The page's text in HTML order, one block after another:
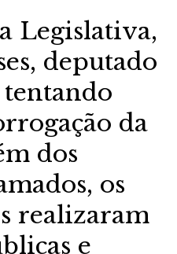
Legislativa,
deputado
da
dos
os
realizaram
e